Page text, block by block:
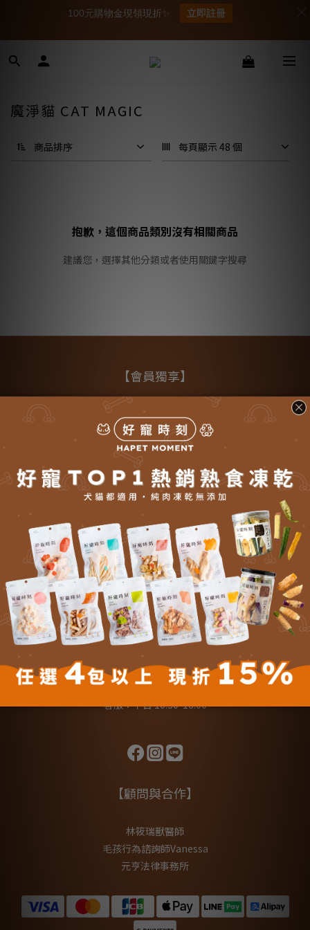
魔淨貓 CAT MAGIC
商品排序 每頁顯示 48 個
抱歉，這個商品類別沒有相關商品
建議您，選擇其他分類或者使用關鍵字搜尋
【會員獨享】
會員分級回饋
點點換好禮
【顧客服務】
實體門市
運送與運費
退換貨辦法
隱私權政策
反詐騙聲明
【聯絡我們】
LINE@線上客服
support@hapet.com.tw
客服：平日 10:30-18:00
【顧問與合作】
林筱瑞獸醫師
毛孩行為諮詢師Vanessa
元亨法律事務所
100元購物金現領現折✨ 立即註冊